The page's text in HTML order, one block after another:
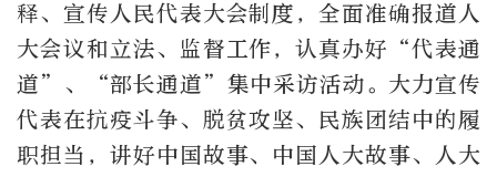
释、宣传人民代表大会制度，全面准确报道人
大会议和立法、监督工作，认真办好“代表通
道”、“部长通道”集中采访活动。大力宣传
代表在抗疫斗争、脱贫攻坚、民族团结中的履
职担当，讲好中国故事、中国人大故事、人大